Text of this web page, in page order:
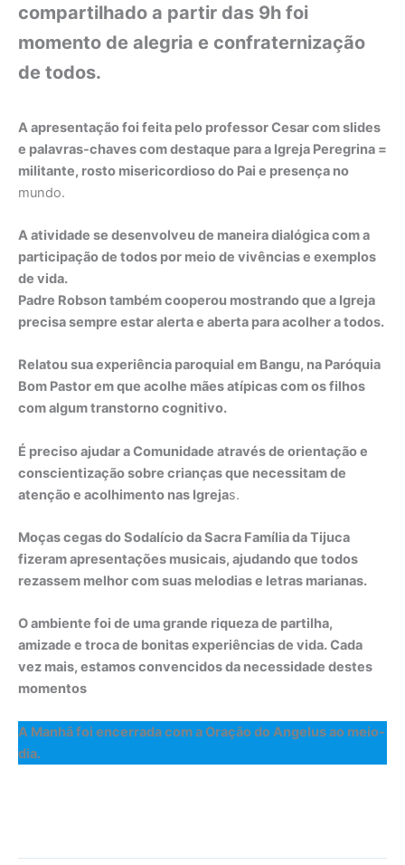
compartilhado a partir das 9h foi
momento de alegria e confraternização
de todos.
A apresentação foi feita pelo professor Cesar com slides
e palavras-chaves com destaque para a Igreja Peregrina =
militante, rosto misericordioso do Pai e presença no
mundo.
A atividade se desenvolveu de maneira dialógica com a
participação de todos por meio de vivências e exemplos
de vida.
Padre Robson também cooperou mostrando que a Igreja
precisa sempre estar alerta e aberta para acolher a todos.
Relatou sua experiência paroquial em Bangu, na Paróquia
Bom Pastor em que acolhe mães atípicas com os filhos
com algum transtorno cognitivo.
É preciso ajudar a Comunidade através de orientação e
conscientização sobre crianças que necessitam de
atenção e acolhimento nas Igrejas.
Moças cegas do Sodalício da Sacra Família da Tijuca
fizeram apresentações musicais, ajudando que todos
rezassem melhor com suas melodias e letras marianas.
O ambiente foi de uma grande riqueza de partilha,
amizade e troca de bonitas experiências de vida. Cada
vez mais, estamos convencidos da necessidade destes
momentos
A Manhã foi encerrada com a Oração do Angelus ao meio-
dia.